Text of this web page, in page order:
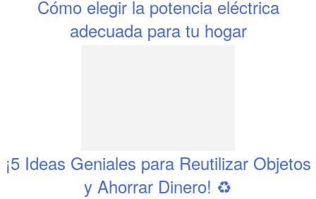
Cómo elegir la potencia eléctrica
adecuada para tu hogar
¡5 Ideas Geniales para Reutilizar Objetos
y Ahorrar Dinero! ♻️